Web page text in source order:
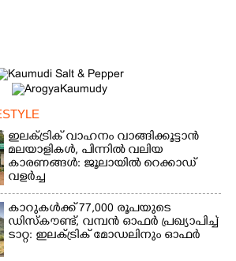
ഇലക്ട്രിക് വാഹനം വാങ്ങിക്കൂട്ടാൻ
മലയാളികൾ, പിന്നിൽ വലിയ
കാരണങ്ങൾ: ജൂലായിൽ റെക്കാഡ്
വളർച്ച
കാറുകൾക്ക് 77,000 രൂപയുടെ
ഡിസ്കൗണ്ട്, വമ്പൻ ഓഫർ പ്രഖ്യാപിച്ച്
ടാറ്റ: ഇലക്ട്രിക് മോഡലിനും ഓഫർ
Share this link
Copy Link